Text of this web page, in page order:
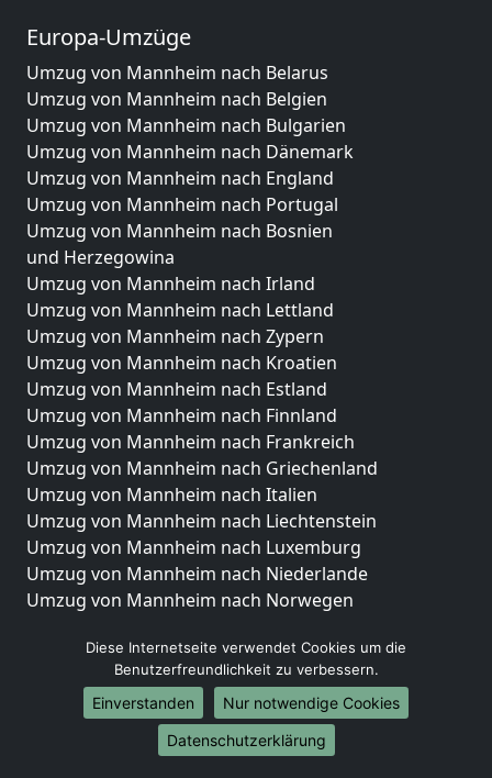
Europa-Umzüge
Umzug von Mannheim nach Belarus
Umzug von Mannheim nach Belgien
Umzug von Mannheim nach Bulgarien
Umzug von Mannheim nach Dänemark
Umzug von Mannheim nach England
Umzug von Mannheim nach Portugal
Umzug von Mannheim nach Bosnien
und Herzegowina
Umzug von Mannheim nach Irland
Umzug von Mannheim nach Lettland
Umzug von Mannheim nach Zypern
Umzug von Mannheim nach Kroatien
Umzug von Mannheim nach Estland
Umzug von Mannheim nach Finnland
Umzug von Mannheim nach Frankreich
Umzug von Mannheim nach Griechenland
Umzug von Mannheim nach Italien
Umzug von Mannheim nach Liechtenstein
Umzug von Mannheim nach Luxemburg
Umzug von Mannheim nach Niederlande
Umzug von Mannheim nach Norwegen
Umzüge-Deutschlandweit
Umzug von Mannheim nach Berlin
Umzug von Mannheim nach Hamburg
Umzug von Mannheim nach München
Umzug von Mannheim nach Köln
Diese Internetseite verwendet Cookies um die
Benutzerfreundlichkeit zu verbessern.
Einverstanden
Nur notwendige Cookies
Datenschutzerklärung